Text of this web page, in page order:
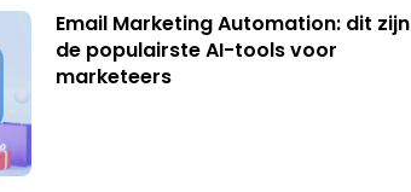
Email Marketing Automation: dit zijn
de populairste AI-tools voor
marketeers